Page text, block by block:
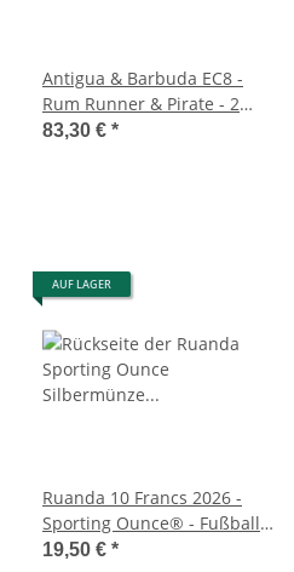
Antigua & Barbuda EC8 -
Rum Runner & Pirate - 2
Dollar 2025 - 1 oz.
83,30 € *
AUF LAGER
Ruanda 10 Francs 2026 -
Sporting Ounce® - Fußball
1/12 oz Silber
19,50 € *